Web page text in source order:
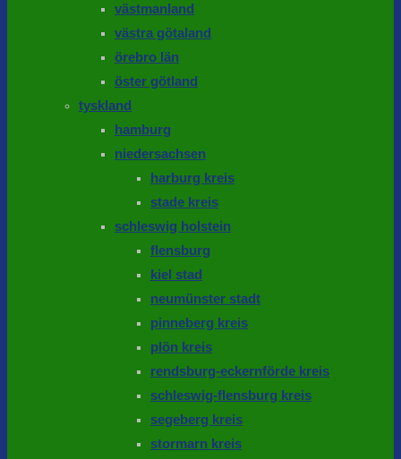
västmanland
västra götaland
örebro län
öster götland
tyskland
hamburg
niedersachsen
harburg kreis
stade kreis
schleswig holstein
flensburg
kiel stad
neumünster stadt
pinneberg kreis
plön kreis
rendsburg-eckernförde kreis
schleswig-flensburg kreis
segeberg kreis
stormarn kreis